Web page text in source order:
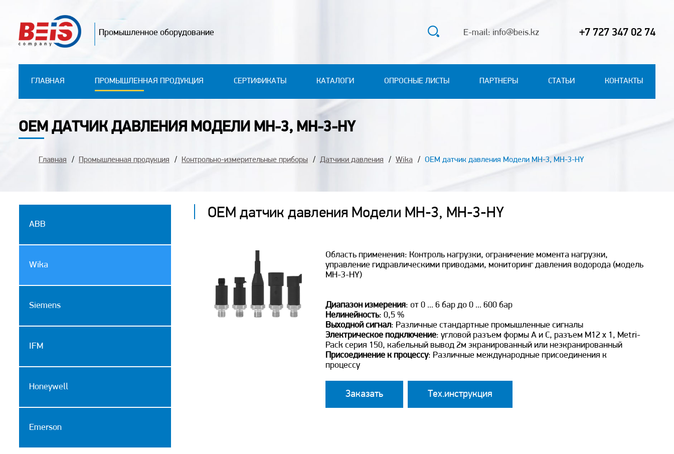
Промышленное оборудование E-mail: info@beis.kz +7 727 347 02 74
ГЛАВНАЯ ПРОМЫШЛЕННАЯ ПРОДУКЦИЯ СЕРТИФИКАТЫ КАТАЛОГИ ОПРОСНЫЕ ЛИСТЫ ПАРТНЕРЫ СТАТЬИ КОНТАКТЫ
OEM ДАТЧИК ДАВЛЕНИЯ МОДЕЛИ MH-3, MH-3-HY
Главная Промышленная продукция Контрольно-измерительные приборы Датчики давления Wika OEM датчик давления Модели MH-3, MH-3-HY
ABB
Wika
Siemens
IFM
Honeywell
Emerson
OEM датчик давления Модели MH-3, MH-3-HY
Область применения: Контроль нагрузки, ограничение момента нагрузки,
управление гидравлическими приводами, мониторинг давления водорода (модель
MH-3-HY)
Диапазон измерения: от 0 ... 6 бар до 0 ... 600 бар
Нелинейность: 0,5 %
Выходной сигнал: Различные стандартные промышленные сигналы
Электрическое подключение: угловой разъем формы A и C, разъем M12 x 1, Metri-
Pack серия 150, кабельный вывод 2м экранированный или неэкранированный
Присоединение к процессу: Различные международные присоединения к
процессу
Заказать Тех.инструкция